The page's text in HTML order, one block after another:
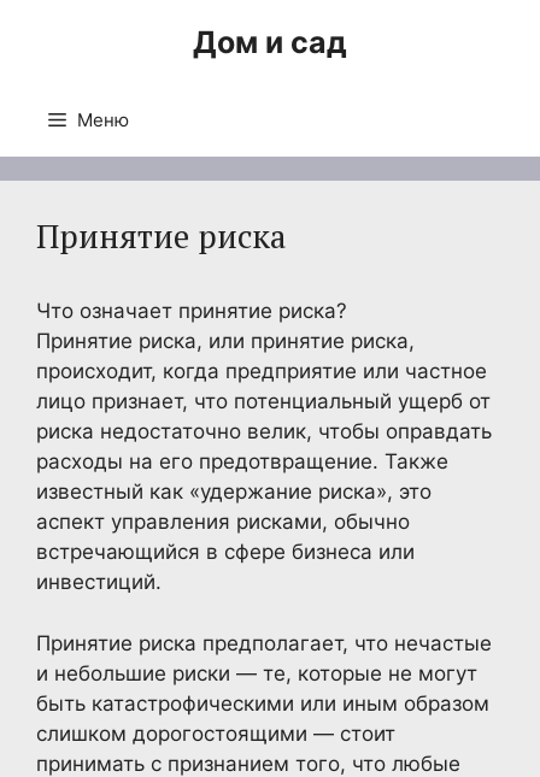
Дом и сад
Меню
Принятие риска
Что означает принятие риска?
Принятие риска, или принятие риска,
происходит, когда предприятие или частное
лицо признает, что потенциальный ущерб от
риска недостаточно велик, чтобы оправдать
расходы на его предотвращение. Также
известный как «удержание риска», это
аспект управления рисками, обычно
встречающийся в сфере бизнеса или
инвестиций.
Принятие риска предполагает, что нечастые
и небольшие риски — те, которые не могут
быть катастрофическими или иным образом
слишком дорогостоящими — стоит
принимать с признанием того, что любые